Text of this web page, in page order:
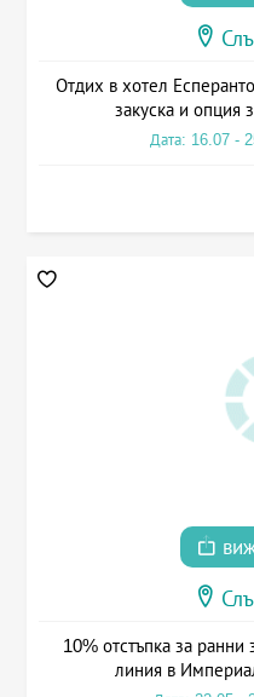
Отдих в хотел
закуска и опция
Дата: 16.07 -
10% отстъпка за
линия в